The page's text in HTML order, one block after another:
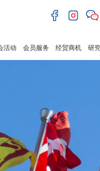
活动 会员服务 经贸商机 研